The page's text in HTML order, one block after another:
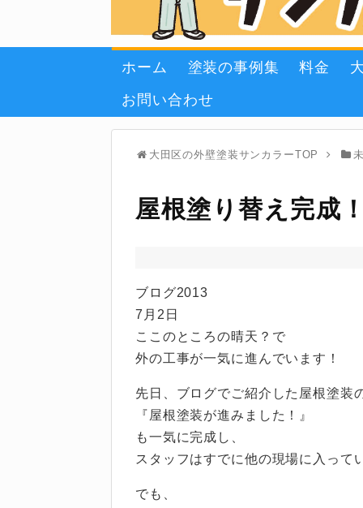
ホーム 塗装の事例集 料金
お問い合わせ
大田区の外壁塗装サンカラーTOP
屋根塗り替え完成
ブログ2013
7月2日
ここのところの晴天？で
外の工事が一気に進んでいます！
先日、ブログでご紹介した屋根塗装
『屋根塗装が進みました！』
も一気に完成し、
スタッフはすでに他の現場に入って
でも、